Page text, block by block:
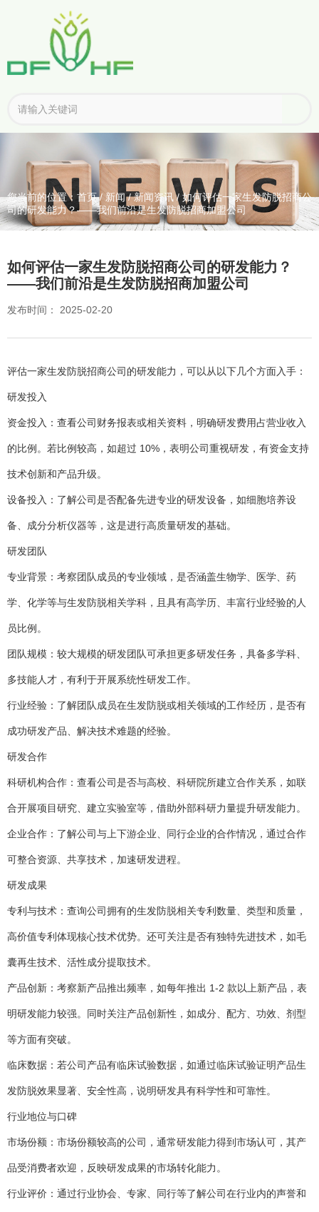
您当前的位置：首页/ 新闻 /新闻资讯 / 如何评估一家生发防脱招商公
司的研发能力？——我们前沿是生发防脱招商加盟公司
如何评估一家生发防脱招商公司的研发能力？
——我们前沿是生发防脱招商加盟公司
发布时间： 2025-02-20
评估一家生发防脱招商公司的研发能力，可以从以下几个方面入手：
研发投入
资金投入：查看公司财务报表或相关资料，明确研发费用占营业收入
的比例。若比例较高，如超过 10%，表明公司重视研发，有资金支持
技术创新和产品升级。
设备投入：了解公司是否配备先进专业的研发设备，如细胞培养设
备、成分分析仪器等，这是进行高质量研发的基础。
研发团队
专业背景：考察团队成员的专业领域，是否涵盖生物学、医学、药
学、化学等与生发防脱相关学科，且具有高学历、丰富行业经验的人
员比例。
团队规模：较大规模的研发团队可承担更多研发任务，具备多学科、
多技能人才，有利于开展系统性研发工作。
行业经验：了解团队成员在生发防脱或相关领域的工作经历，是否有
成功研发产品、解决技术难题的经验。
研发合作
科研机构合作：查看公司是否与高校、科研院所建立合作关系，如联
合开展项目研究、建立实验室等，借助外部科研力量提升研发能力。
企业合作：了解公司与上下游企业、同行企业的合作情况，通过合作
可整合资源、共享技术，加速研发进程。
研发成果
专利与技术：查询公司拥有的生发防脱相关专利数量、类型和质量，
高价值专利体现核心技术优势。还可关注是否有独特先进技术，如毛
囊再生技术、活性成分提取技术。
产品创新：考察新产品推出频率，如每年推出 1-2 款以上新产品，表
明研发能力较强。同时关注产品创新性，如成分、配方、功效、剂型
等方面有突破。
临床数据：若公司产品有临床试验数据，如通过临床试验证明产品生
发防脱效果显著、安全性高，说明研发具有科学性和可靠性。
行业地位与口碑
市场份额：市场份额较高的公司，通常研发能力得到市场认可，其产
品受消费者欢迎，反映研发成果的市场转化能力。
行业评价：通过行业协会、专家、同行等了解公司在行业内的声誉和